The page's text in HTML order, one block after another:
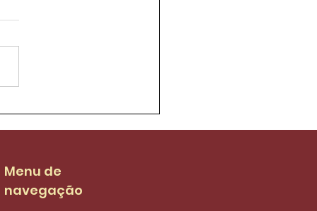
luta para que
salarial dos garis
da categoria
Menu de
navegação